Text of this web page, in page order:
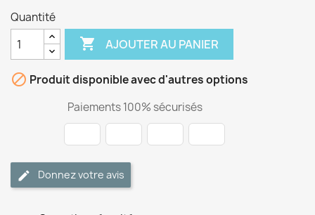
Quantité
 AJOUTER AU PANIER
 Produit disponible avec d'autres options
Paiements 100% sécurisés
Donnez votre avis